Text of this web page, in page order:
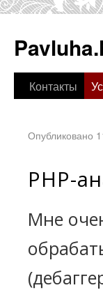
Контакты
Опубликовано
PHP-
Мне